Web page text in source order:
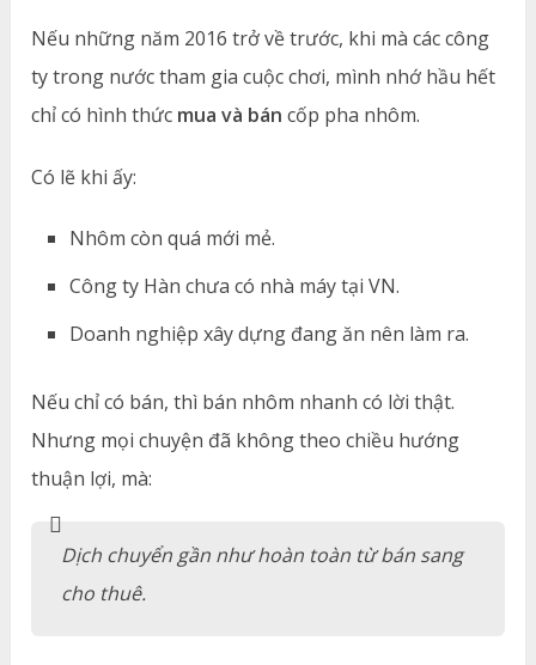
Nếu những năm 2016 trở về trước, khi mà các công
ty trong nước tham gia cuộc chơi, mình nhớ hầu hết
chỉ có hình thức mua và bán cốp pha nhôm.
Có lẽ khi ấy:
Nhôm còn quá mới mẻ.
Công ty Hàn chưa có nhà máy tại VN.
Doanh nghiệp xây dựng đang ăn nên làm ra.
Nếu chỉ có bán, thì bán nhôm nhanh có lời thật.
Nhưng mọi chuyện đã không theo chiều hướng
thuận lợi, mà:
Dịch chuyển gần như hoàn toàn từ bán sang
cho thuê.